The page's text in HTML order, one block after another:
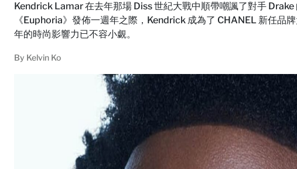
Kendrick Lamar 在去年那場 Diss 世紀大戰中順帶嘲諷了對手
《Euphoria》發佈一週年之際，Kendrick 成為了 CHANEL 新任品
年的時尚影響力已不容小覷。
By Kelvin Ko